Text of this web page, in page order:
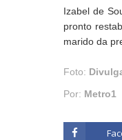
Izabel de
pronto
marido da
Foto:
Por: Metro1